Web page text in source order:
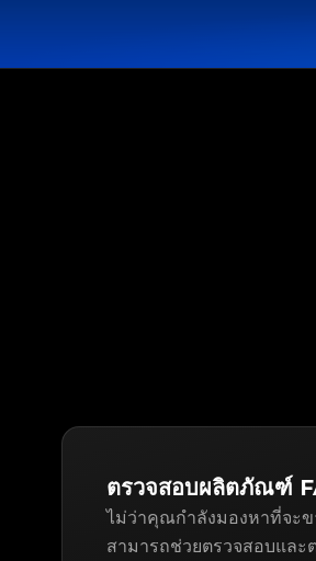
ตรวจสอบผลิตภัณฑ์
ไม่ว่าคุณกำลังมองหาที่จะข
สามารถช่วยตรวจสอบแล